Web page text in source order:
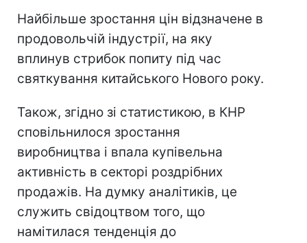
Найбільше зростання цін відзначене в
продовольчій індустрії, на яку
вплинув стрибок попиту під час
святкування китайського Нового року.
Також, згідно зі статистикою, в КНР
сповільнилося зростання
виробництва і впала купівельна
активність в секторі роздрібних
продажів. На думку аналітиків, це
служить свідоцтвом того, що
намітилася тенденція до